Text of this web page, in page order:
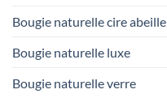
Bougie naturelle cire abeille
Bougie naturelle luxe
Bougie naturelle verre